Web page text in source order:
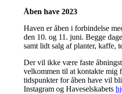
Åben have 2023
Haven er åben i forbindelse
den 10. og 11. juni. Begge
samt lidt salg af planter, kaffe,
Der vil ikke være faste
velkommen til at kontakte mig
tidspunkter for åben have vil
Instagram og Haveselskabets